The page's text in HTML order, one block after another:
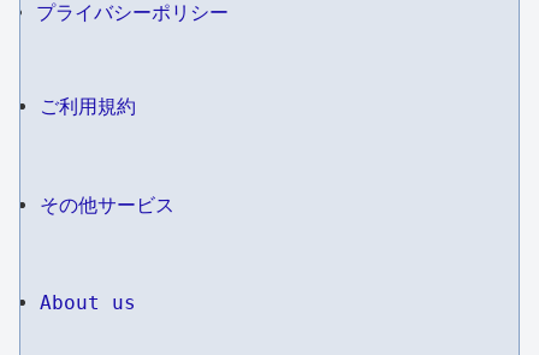
プライバシーポリシー
ご利用規約
その他サービス
About us